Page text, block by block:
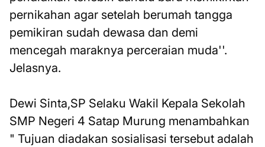
pernikahan agar setelah berumah tangga
pemikiran sudah dewasa dan demi
mencegah maraknya perceraian muda''.
Jelasnya.
Dewi Sinta,SP Selaku Wakil Kepala Sekolah
SMP Negeri 4 Satap Murung menambahkan
" Tujuan diadakan sosialisasi tersebut adalah